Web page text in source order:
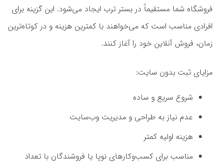
فروشگاه شما مستقیماً در بستر ترب ایجاد می‌شود. این گزینه برای
افرادی مناسب است که می‌خواهند با کمترین هزینه و در کوتاه‌ترین
زمان، فروش آنلاین خود را آغاز کنند.
مزایای ثبت بدون سایت:
شروع سریع و ساده
عدم نیاز به طراحی و مدیریت وب‌سایت
هزینه اولیه کمتر
مناسب برای کسب‌وکارهای نوپا یا فروشندگان با تعداد